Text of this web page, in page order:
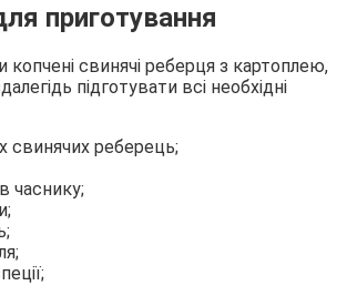
приготування
свинячі реберця з картоплею,
підготувати всі необхідні
свинячих реберець;
часнику;